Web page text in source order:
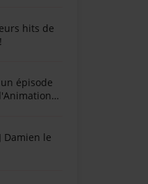
hits de
épisode
Damien le